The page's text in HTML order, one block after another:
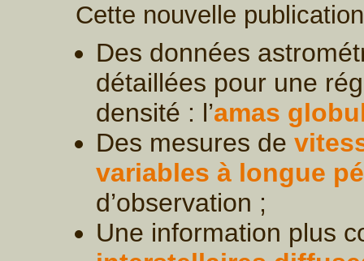
Cette nouvelle
Des données
détaillées pour une
densité : l’amas
Des mesures de
variables à longue
d’observation ;
Une information plus